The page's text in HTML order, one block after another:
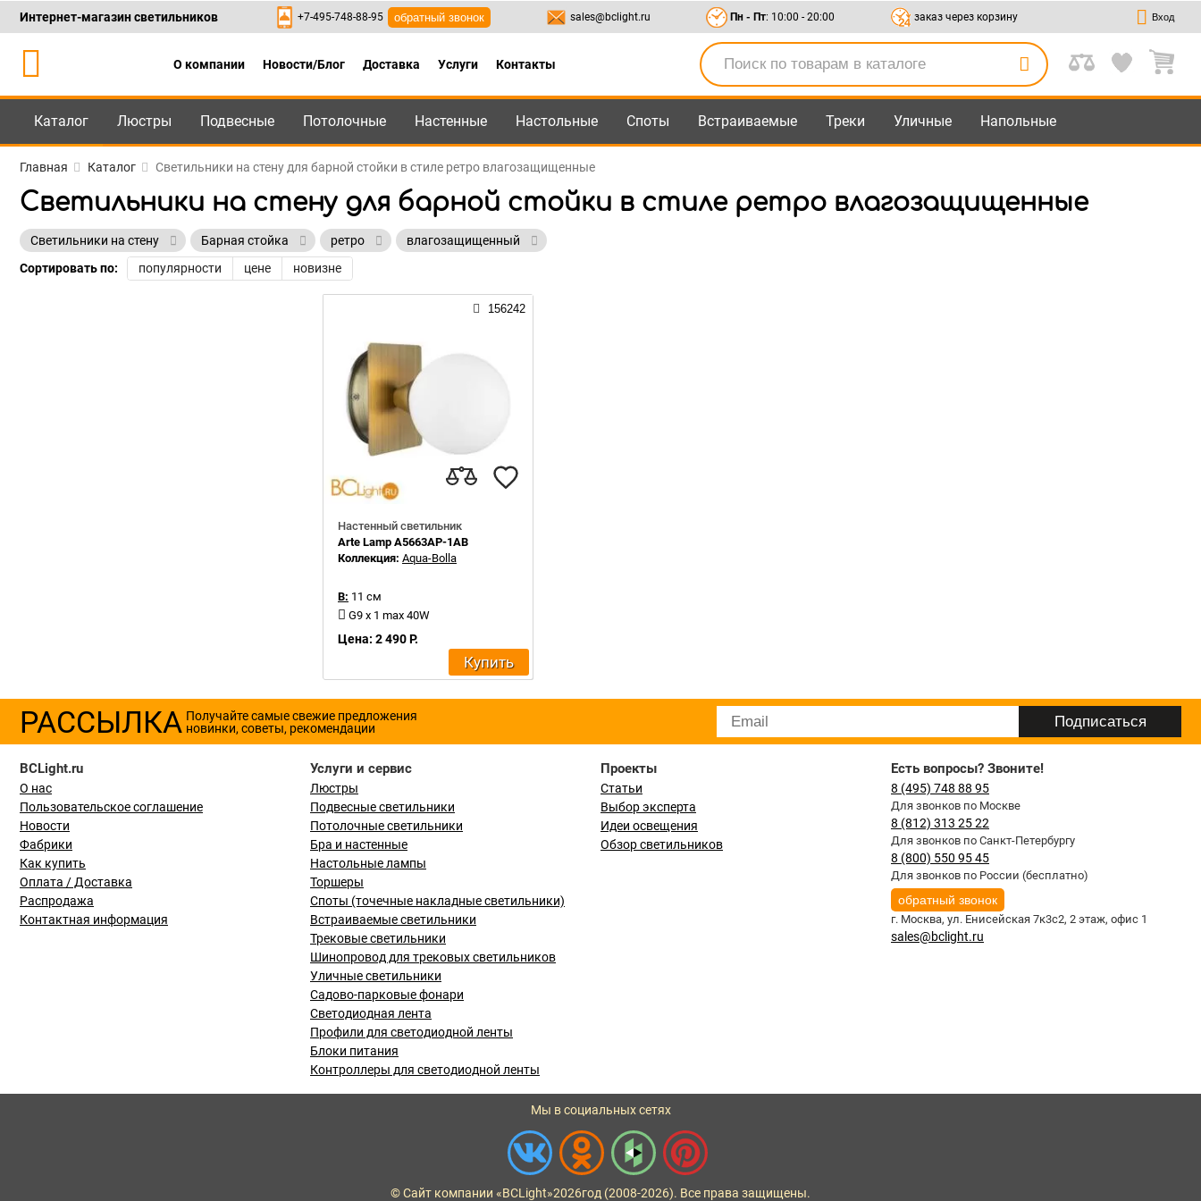
Каталог +7-495-748-88-95 ,8-800-550-95-45 sales@bclight.ru
Интернет-магазин светильников +7-495-748-88-95 обратный звонок sales@bclight.ru Пн - Пт: 10:00 - 20:00 заказ через корзину Вход
О компании Новости/Блог Доставка Услуги Контакты
Каталог Люстры Подвесные Потолочные Настенные Настольные Споты Встраиваемые Треки Уличные Напольные
Главная Каталог Светильники на стену для барной стойки в стиле ретро влагозащищенные
Светильники на стену для барной стойки в стиле ретро влагозащищенные
Светильники на стену Барная стойка ретро
влагозащищенный
Сортировать по:
популярности цене новизне
156242
Настенный светильник
Arte Lamp A5663AP-1AB
Коллекция: Aqua-Bolla
В: 11 см
G9 x 1 max 40W
Цена: 2 490 Р.
Купить
РАССЫЛКА Получайте самые свежие предложения
новинки, советы, рекомендации
BCLight.ru
О нас
Пользовательское соглашение
Новости
Фабрики
Как купить
Оплата / Доставка
Распродажа
Контактная информация
Услуги и сервис
Люстры
Подвесные светильники
Потолочные светильники
Бра и настенные
Настольные лампы
Торшеры
Споты (точечные накладные светильники)
Встраиваемые светильники
Трековые светильники
Шинопровод для трековых светильников
Уличные светильники
Садово-парковые фонари
Светодиодная лента
Профили для светодиодной ленты
Блоки питания
Контроллеры для светодиодной ленты
Проекты
Статьи
Выбор эксперта
Идеи освещения
Обзор светильников
Есть вопросы? Звоните!
8 (495) 748 88 95
Для звонков по Москве
8 (812) 313 25 22
Для звонков по Санкт-Петербургу
8 (800) 550 95 45
Для звонков по России (бесплатно)
обратный звонок
г. Москва, ул. Енисейская 7к3с2, 2 этаж, офис 1
sales@bclight.ru
Мы в социальных сетях
© Сайт компании «BCLight»2026год (2008-2026). Все права защищены.